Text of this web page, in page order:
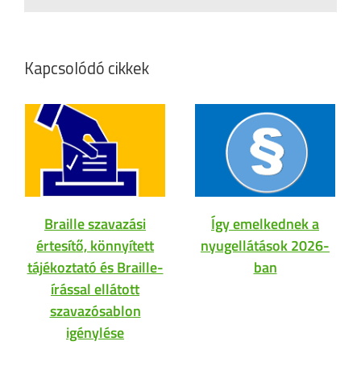
Kapcsolódó cikkek
Braille szavazási
értesítő, könnyített
tájékoztató és Braille-
írással ellátott
szavazósablon
igénylése
Így emelkednek a
nyugellátások 2026-
ban